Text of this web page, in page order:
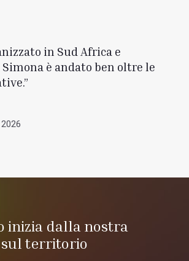
in Sud Africa e
è andato ben oltre le
inizia dalla nostra
sul territorio